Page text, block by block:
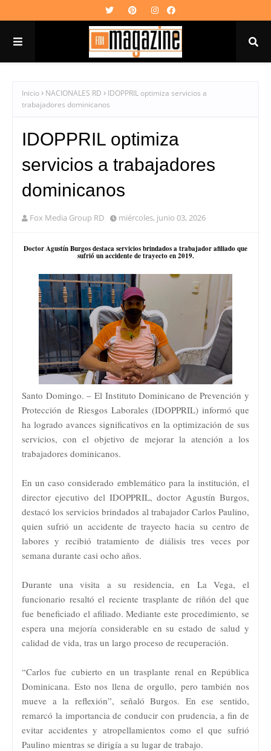
Inicio NACIONALES RD
IDOPPRIL optimiza servicios a
trabajadores dominicanos
IDOPPRIL optimiza
servicios a trabajadores
dominicanos
Fox Media Group RD miércoles, junio 03, 2026
Doctor Agustín Burgos destaca servicios brindados a trabajador afiliado que
sufrió un accidente de trayecto en 2019.
Santo Domingo. – El Instituto Dominicano de Prevención y
Protección de Riesgos Laborales (IDOPPRIL) informó que
ha logrado avances significativos en la optimización de sus
servicios, con el objetivo de mejorar la atención a los
trabajadores dominicanos.
En un caso considerado emblemático para la institución, el
director ejecutivo del IDOPPRIL, doctor Agustín Burgos,
destacó los servicios brindados al trabajador Carlos Paulino,
quien sufrió un accidente de trayecto hacia su centro de
labores y recibió tratamiento de diálisis tres veces por
semana durante casi ocho años.
Durante una visita a su residencia, en La Vega, el
funcionario resaltó el reciente trasplante de riñón del que
fue beneficiado el afiliado. Mediante este procedimiento, se
espera una mejoría considerable en su estado de salud y
calidad de vida, tras un largo proceso de recuperación.
“Carlos fue cubierto en un trasplante renal en República
Dominicana. Esto nos llena de orgullo, pero también nos
mueve a la reflexión”, señaló Burgos. En ese sentido,
remarcó la importancia de conducir con prudencia, a fin de
evitar accidentes y atropellamientos como el que sufrió
Paulino mientras se dirigía a su lugar de trabajo.